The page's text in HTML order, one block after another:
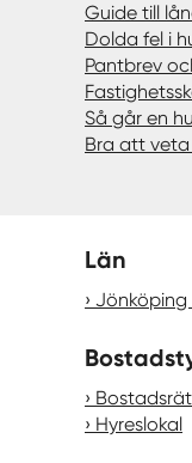
Guide till
Dolda fel i
Pantbrev
Så går en
Bra att
Län
Jönköping
Hyreslokal